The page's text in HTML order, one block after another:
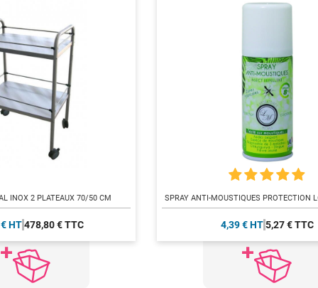
INOX 2 PLATEAUX 70/50 CM
HT 478,80 € TTC
SPRAY ANTI-MOUSTIQUES PROTECTION
4,39 € HT 5,27 € TTC